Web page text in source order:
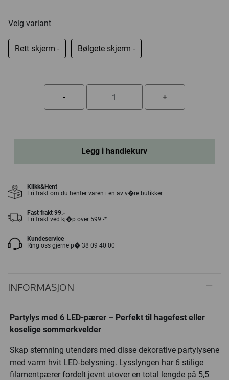
Velg variant
Rett skjerm - Bølgete skjerm -
Legg i handlekurv
Klikk&Hent
Fri frakt om du henter varen i en av v�re butikker
Fast frakt 99.-
Fri frakt ved kj�p over 599.-*
Kundeservice
Ring oss gjerne p� 38 09 40 00
INFORMASJON
Partylys med 6 LED-pærer – Perfekt til hagefest eller
koselige sommerkvelder
Skap stemning utendørs med disse dekorative partylysene
med varm hvit LED-belysning. Lysslyngen har 6 stilige
filamentpærer fordelt jevnt utover en total lengde på 5,5